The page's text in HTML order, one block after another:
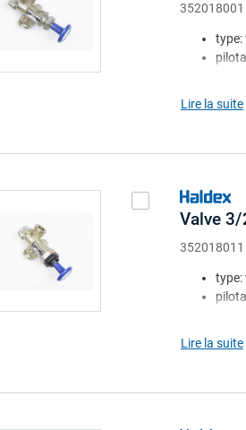
352018001
type:
Lire la suite
Valve
352018011
type:
Lire la suite